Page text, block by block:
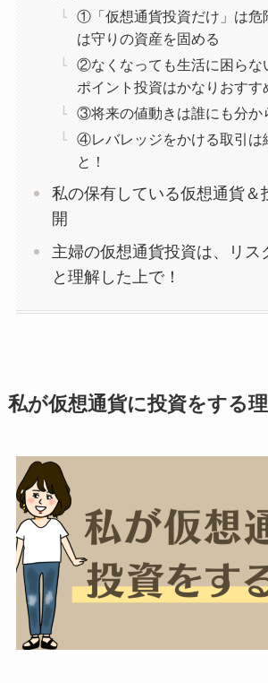
①「仮想通貨投資だけ」は
は守りの資産を固める
②なくなっても生活に困らな
ポイント投資はかなりおすす
③将来の値動きは誰にも分か
④レバレッジをかける取引は
と！
私の保有している仮想通貨＆
開
主婦の仮想通貨投資は、リス
と理解した上で！
私が仮想通貨に投資をする